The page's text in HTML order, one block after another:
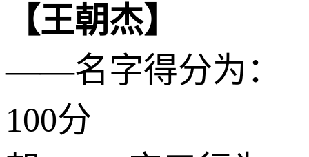
【王朝杰】
——名字得分为：
100分